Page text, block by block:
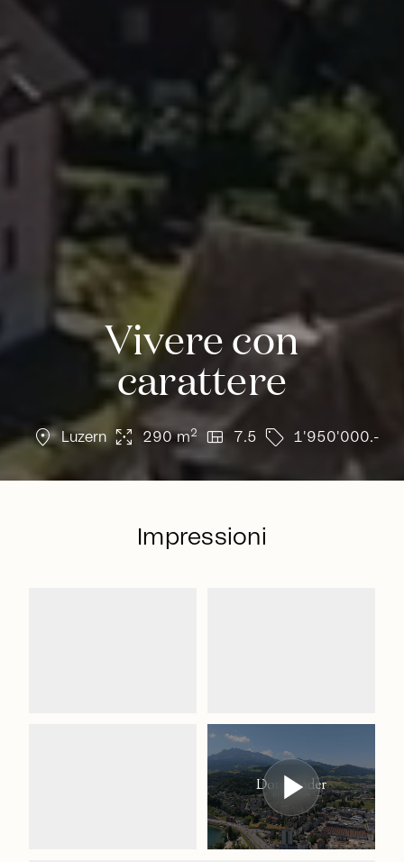
Vivere con
carattere
location_on Luzern arrows_output 290 m2 view_quilt 7.5 sell 1'950'000.-
Impressioni